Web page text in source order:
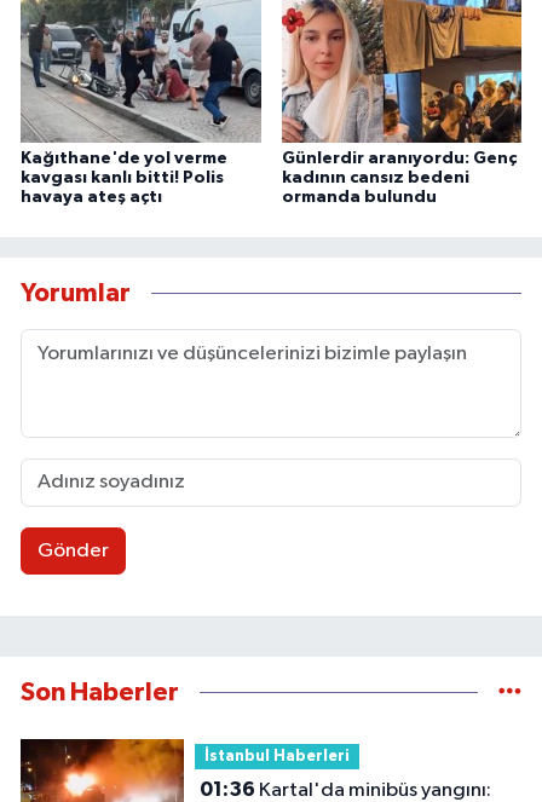
Kağıthane'de yol verme
kavgası kanlı bitti! Polis
havaya ateş açtı
Günlerdir aranıyordu: Genç
kadının cansız bedeni
ormanda bulundu
Yorumlar
Gönder
Son Haberler
İstanbul Haberleri
01:36